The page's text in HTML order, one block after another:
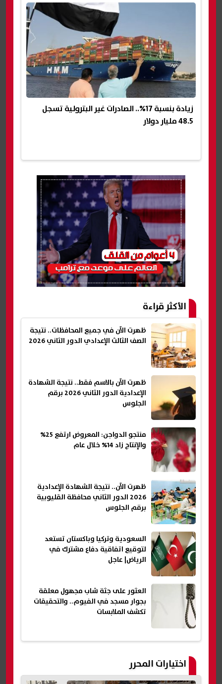
زيادة بنسبة 17%.. الصادرات غير البترولية تسجل
48.5 مليار دولار
الأكثر قراءة
ظهرت الآن في جميع المحافظات.. نتيجة
الصف الثالث الإعدادي الدور الثاني 2026
ظهرت الآن بالاسم فقط.. نتيجة الشهادة
الإعدادية الدور الثاني 2026 برقم
الجلوس
منتجو الدواجن: المعروض ارتفع 25%
والإنتاج زاد 14% خلال عام
ظهرت الآن.. نتيجة الشهادة الإعدادية
2026 الدور الثاني محافظة القليوبية
برقم الجلوس
السعودية وتركيا وباكستان تستعد
لتوقيع اتفاقية دفاع مشترك في
الرياض| عاجل
العثور على جثة شاب مجهول معلقة
بجوار مسجد في الفيوم.. والتحقيقات
تكشف الملابسات
اختيارات المحرر